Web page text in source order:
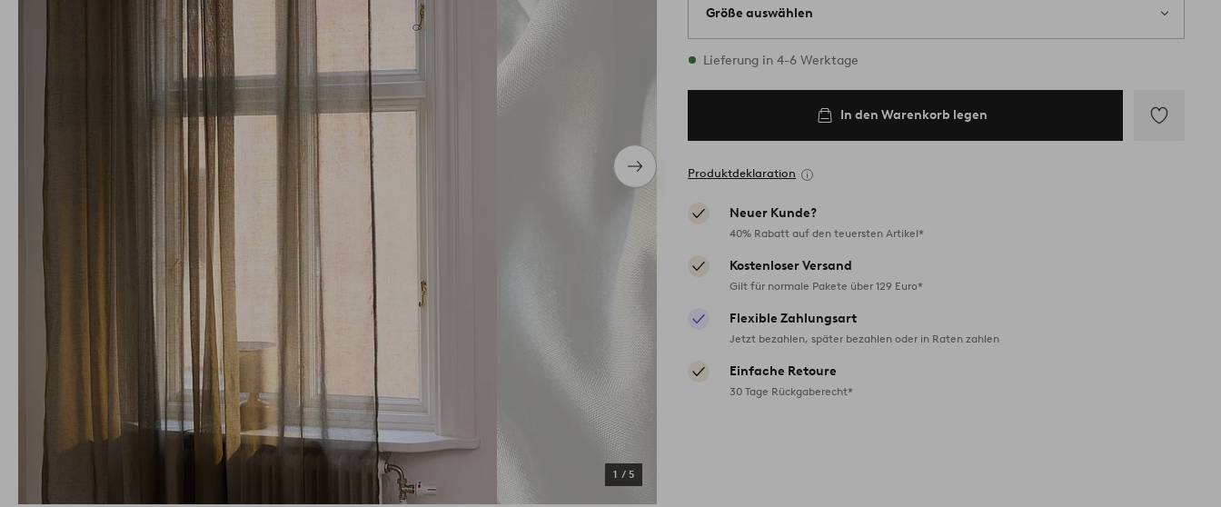
Nächstes
Produkt
1 / 5
Größe auswählen
Alle Größen vorrätig
Lieferung in 4-6 Werktage
In den Warenkorb legen
Produktdeklaration
Neuer Kunde?
40% Rabatt auf den teuersten Artikel*
Kostenloser Versand
Gilt für normale Pakete über 129 Euro*
Flexible Zahlungsart
Jetzt bezahlen, später bezahlen oder in Raten zahlen
Einfache Retoure
30 Tage Rückgaberecht*